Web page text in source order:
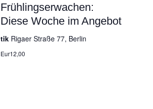
Frühlingserwachen:
Diese Woche im Angebot
tik Rigaer Straße 77, Berlin
Eur12,00